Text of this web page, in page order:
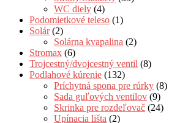
WC diely (4)
Podomietkové teleso (1)
Solár (2)
Solárna kvapalina (2)
Stromax (6)
Trojcestný/dvojcestný ventil (8)
Podlahové kúrenie (132)
Príchytná spona pre rúrky (8)
Sada guľových ventilov (9)
Skrinka pre rozdeľovač (24)
Upínacia lišta (2)